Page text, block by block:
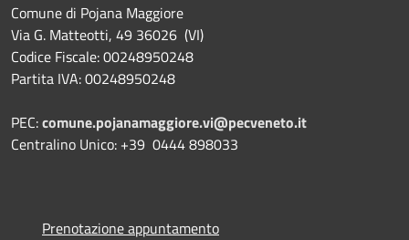
Comune di Pojana Maggiore
Via G. Matteotti, 49 36026 (VI)
Codice Fiscale: 00248950248
Partita IVA: 00248950248
PEC:comune.pojanamaggiore.vi@pecveneto.it
Centralino Unico: +39 0444 898033
Prenotazione appuntamento